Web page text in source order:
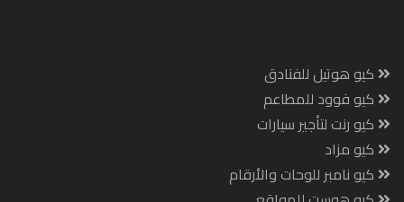
كيو هوتيل للفنادق
كيو فوود للمطاعم
كيو رنت لتأجير سيارات
كيو مزاد
كيو نامبر للوحات والأرقام